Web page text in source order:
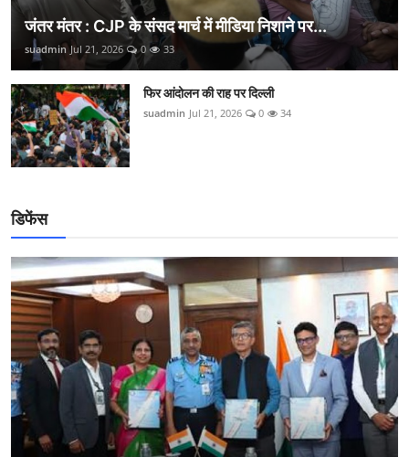
जंतर मंतर : CJP के संसद मार्च में मीडिया निशाने पर...
suadmin Jul 21, 2026 0 33
फिर आंदोलन की राह पर दिल्ली
suadmin Jul 21, 2026 0 34
डिफेंस